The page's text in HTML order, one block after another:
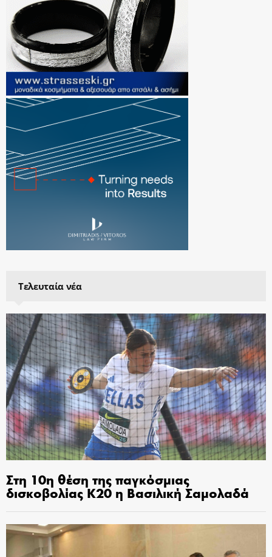
Τελευταία νέα
Στη 10η θέση της παγκόσμιας
δισκοβολίας Κ20 η Βασιλική Σαμολαδά